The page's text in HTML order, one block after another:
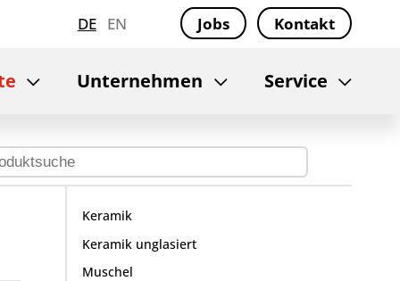
DE EN Jobs Kontakt
Unternehmen Service
Keramik
Keramik unglasiert
Muschel